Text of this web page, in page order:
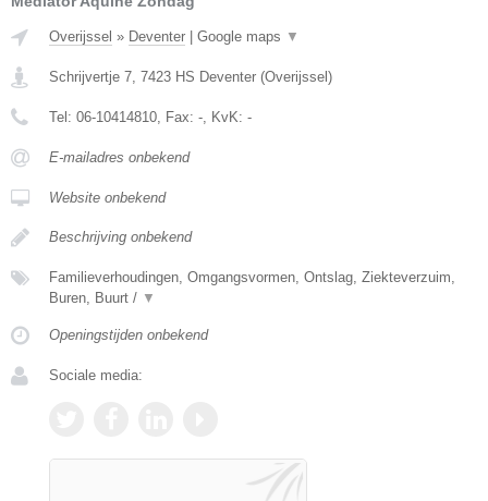
Overijssel » Deventer Google maps ▼
Schrijvertje 7, 7423 HS Deventer (Overijssel )
Tel: 06-10414810, Fax: -, KvK: -
E-mailadres onbekend
Website onbekend
Beschrijving onbekend
Familieverhoudingen, Omgangsvormen, Ontslag, Ziekteverzuim,
Buren, Buurt / ▼
Openingstijden onbekend
Sociale media: